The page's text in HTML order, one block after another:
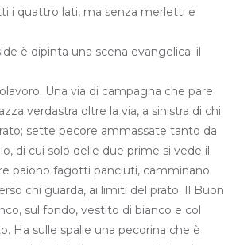
i quattro lati, ma senza merletti e
è dipinta una scena evangelica: il
Una via di campagna che pare
verdastra oltre la via, a sinistra di chi
sette pecore ammassate tanto da
di cui solo delle due prime si vede il
paiono fagotti panciuti, camminano
chi guarda, ai limiti del prato. Il Buon
sul fondo, vestito di bianco e col
Ha sulle spalle una pecorina che è